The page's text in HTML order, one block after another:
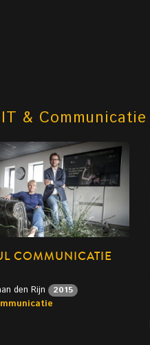
IT & Communicatie
COMMUNICATIE
den Rijn 2015